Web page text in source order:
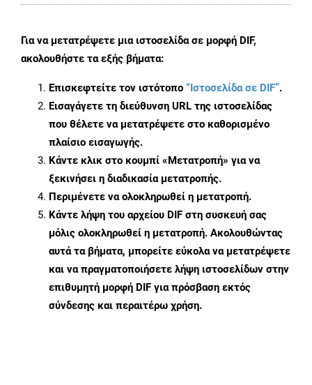
Για να μετατρέψετε μια ιστοσελίδα σε μορφή DIF,
ακολουθήστε τα εξής βήματα:
Επισκεφτείτε τον ιστότοπο “Ιστοσελίδα σε DIF”.
Εισαγάγετε τη διεύθυνση URL της ιστοσελίδας
που θέλετε να μετατρέψετε στο καθορισμένο
πλαίσιο εισαγωγής.
Κάντε κλικ στο κουμπί «Μετατροπή» για να
ξεκινήσει η διαδικασία μετατροπής.
Περιμένετε να ολοκληρωθεί η μετατροπή.
Κάντε λήψη του αρχείου DIF στη συσκευή σας
μόλις ολοκληρωθεί η μετατροπή. Ακολουθώντας
αυτά τα βήματα, μπορείτε εύκολα να μετατρέψετε
και να πραγματοποιήσετε λήψη ιστοσελίδων στην
επιθυμητή μορφή DIF για πρόσβαση εκτός
σύνδεσης και περαιτέρω χρήση.